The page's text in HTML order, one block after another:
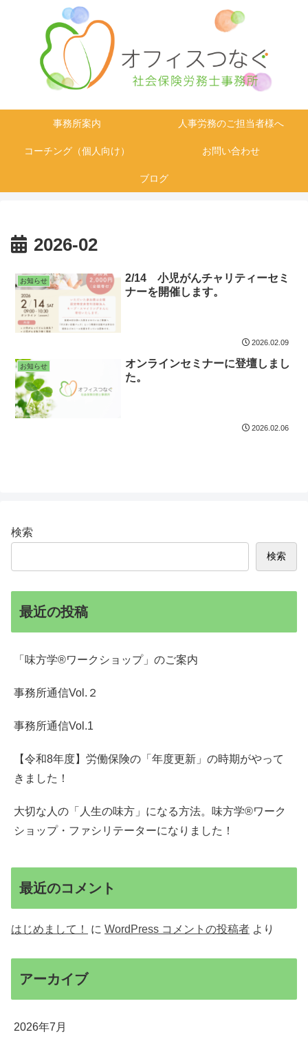
事務所案内 人事労務のご担当者様へ
コーチング（個人向け） お問い合わせ
ブログ
2026-02
お知らせ
2/14 小児がんチャリティーセミ
ナーを開催します。
2026.02.09
お知らせ
オンラインセミナーに登壇しまし
た。
2026.02.06
検索
検索
最近の投稿
「味方学®ワークショップ」のご案内
事務所通信Vol.２
事務所通信Vol.1
【令和8年度】労働保険の「年度更新」の時期がやって
きました！
大切な人の「人生の味方」になる方法。味方学®ワーク
ショップ・ファシリテーターになりました！
最近のコメント
はじめまして！ に WordPress コメントの投稿者 より
アーカイブ
2026年7月